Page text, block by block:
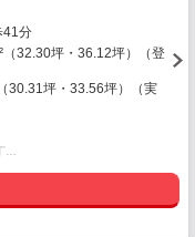
41分
（32.30坪・36.12坪）（登
30.31坪・33.56坪）（実
…